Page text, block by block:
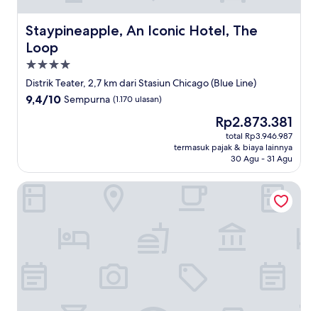
Staypineapple, An Iconic Hotel, The
Loop
Staypineapple, An Iconic Hotel, The Loop
Properti
bintang
4.0
Distrik Teater, 2,7 km dari Stasiun Chicago (Blue Line)
9.4
9,4/10 Sempurna (1.170 ulasan)
Harga
sekarang
Rp2.873.381
Rp2.873.381
total Rp3.946.987
termasuk pajak & biaya lainnya
30 Agu - 31 Agu
Kimpton Gray Hotel by IHG